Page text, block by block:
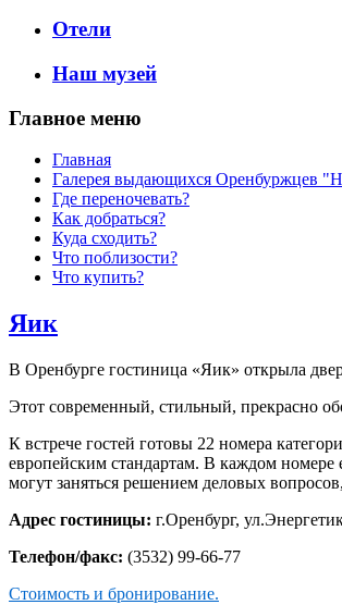
Отели
Наш музей
Главное меню
Главная
Галерея выдающихся Оренбуржцев
Где переночевать?
Как добраться?
Куда сходить?
Что поблизости?
Что купить?
Яик
В Оренбурге гостиница «Яик» открыла
Этот современный, стильный, прекрасно
К встрече гостей готовы 22 номера
европейским стандартам. В каждом номере
могут заняться решением деловых
Адрес гостиницы: г.Оренбург,
Телефон/факс: (3532) 99-66-77
Стоимость и бронирование.